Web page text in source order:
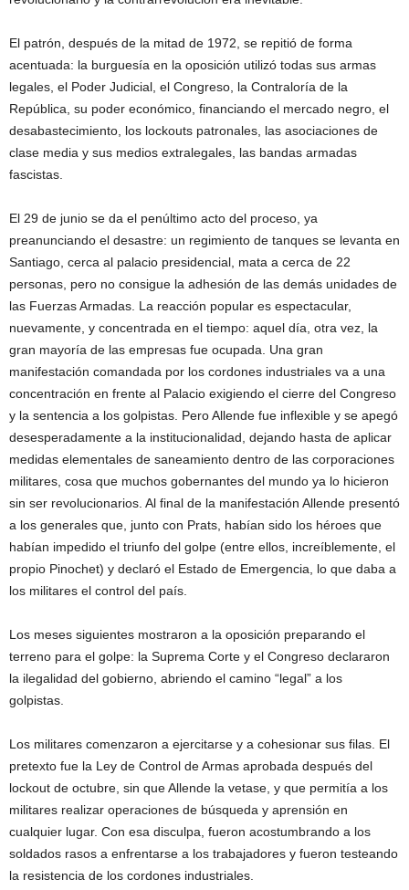
El patrón, después de la mitad de 1972, se repitió de forma
acentuada: la burguesía en la oposición utilizó todas sus armas
legales, el Poder Judicial, el Congreso, la Contraloría de la
República, su poder económico, financiando el mercado negro, el
desabastecimiento, los lockouts patronales, las asociaciones de
clase media y sus medios extralegales, las bandas armadas
fascistas.
El 29 de junio se da el penúltimo acto del proceso, ya
preanunciando el desastre: un regimiento de tanques se levanta en
Santiago, cerca al palacio presidencial, mata a cerca de 22
personas, pero no consigue la adhesión de las demás unidades de
las Fuerzas Armadas. La reacción popular es espectacular,
nuevamente, y concentrada en el tiempo: aquel día, otra vez, la
gran mayoría de las empresas fue ocupada. Una gran
manifestación comandada por los cordones industriales va a una
concentración en frente al Palacio exigiendo el cierre del Congreso
y la sentencia a los golpistas. Pero Allende fue inflexible y se apegó
desesperadamente a la institucionalidad, dejando hasta de aplicar
medidas elementales de saneamiento dentro de las corporaciones
militares, cosa que muchos gobernantes del mundo ya lo hicieron
sin ser revolucionarios. Al final de la manifestación Allende presentó
a los generales que, junto con Prats, habían sido los héroes que
habían impedido el triunfo del golpe (entre ellos, increíblemente, el
propio Pinochet) y declaró el Estado de Emergencia, lo que daba a
los militares el control del país.
Los meses siguientes mostraron a la oposición preparando el
terreno para el golpe: la Suprema Corte y el Congreso declararon
la ilegalidad del gobierno, abriendo el camino “legal” a los
golpistas.
Los militares comenzaron a ejercitarse y a cohesionar sus filas. El
pretexto fue la Ley de Control de Armas aprobada después del
lockout de octubre, sin que Allende la vetase, y que permitía a los
militares realizar operaciones de búsqueda y aprensión en
cualquier lugar. Con esa disculpa, fueron acostumbrando a los
soldados rasos a enfrentarse a los trabajadores y fueron testeando
la resistencia de los cordones industriales.